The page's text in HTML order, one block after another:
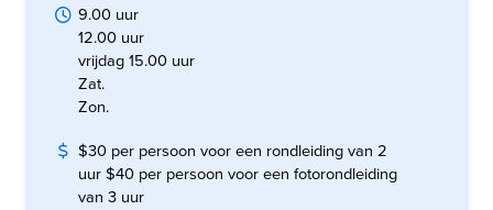
9.00 uur
12.00 uur
vrijdag 15.00 uur
Zat.
Zon.
$30 per persoon voor een rondleiding van 2
uur $40 per persoon voor een fotorondleiding
van 3 uur